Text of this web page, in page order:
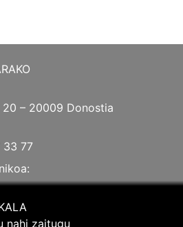
– 20009 Donostia
77
nahi zaitugu